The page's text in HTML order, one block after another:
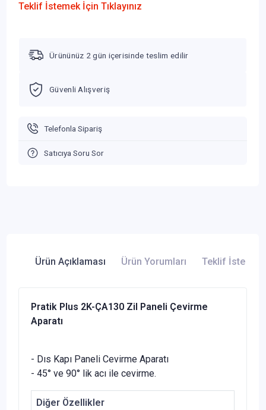
Teklif İstemek İçin Tıklayınız
Ürününüz 2 gün içerisinde teslim edilir
Güvenli Alışveriş
Telefonla Sipariş
Satıcıya Soru Sor
Ürün Açıklaması Ürün Yorumları Teklif İste
Pratik Plus 2K-ÇA130 Zil Paneli Çevirme
Aparatı
- Dıs Kapı Paneli Cevirme Aparatı
- 45° ve 90° lik acı ile cevirme.
Diğer Özellikler